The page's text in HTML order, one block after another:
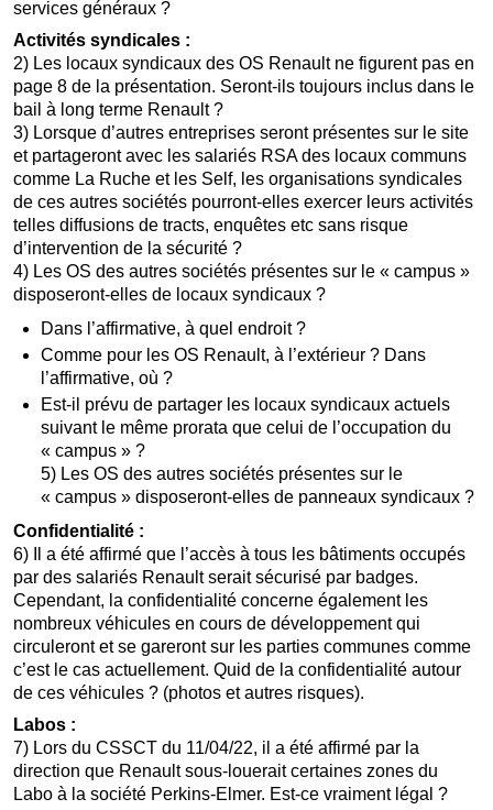
services généraux ?
Activités syndicales :
2) Les locaux syndicaux des OS Renault ne figurent pas en
page 8 de la présentation. Seront-ils toujours inclus dans le
bail à long terme Renault ?
3) Lorsque d’autres entreprises seront présentes sur le site
et partageront avec les salariés RSA des locaux communs
comme La Ruche et les Self, les organisations syndicales
de ces autres sociétés pourront-elles exercer leurs activités
telles diffusions de tracts, enquêtes etc sans risque
d’intervention de la sécurité ?
4) Les OS des autres sociétés présentes sur le « campus »
disposeront-elles de locaux syndicaux ?
Dans l’affirmative, à quel endroit ?
Comme pour les OS Renault, à l’extérieur ? Dans
l’affirmative, où ?
Est-il prévu de partager les locaux syndicaux actuels
suivant le même prorata que celui de l’occupation du
« campus » ?
5) Les OS des autres sociétés présentes sur le
« campus » disposeront-elles de panneaux syndicaux ?
Confidentialité :
6) Il a été affirmé que l’accès à tous les bâtiments occupés
par des salariés Renault serait sécurisé par badges.
Cependant, la confidentialité concerne également les
nombreux véhicules en cours de développement qui
circuleront et se gareront sur les parties communes comme
c’est le cas actuellement. Quid de la confidentialité autour
de ces véhicules ? (photos et autres risques).
Labos :
7) Lors du CSSCT du 11/04/22, il a été affirmé par la
direction que Renault sous-louerait certaines zones du
Labo à la société Perkins-Elmer. Est-ce vraiment légal ?